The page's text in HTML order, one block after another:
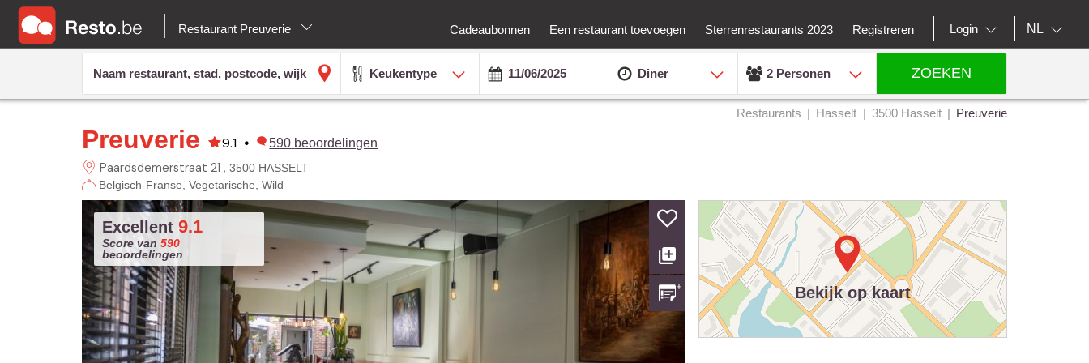
Restaurant Preuverie Cadeaubonnen Een restaurant toevoegen Sterrenrestaurants 2023 Registreren Login NL
Keukentype Diner 2 Personen ZOEKEN
Restaurants Hasselt 3500 Hasselt Preuverie
Preuverie 9.1 • 590 beoordelingen
Paardsdemerstraat 21
3500 HASSELT
Belgisch-Franse Vegetarische Wild
Excellent 9.1
Score van 590
beoordelingen
Bekijk op kaart